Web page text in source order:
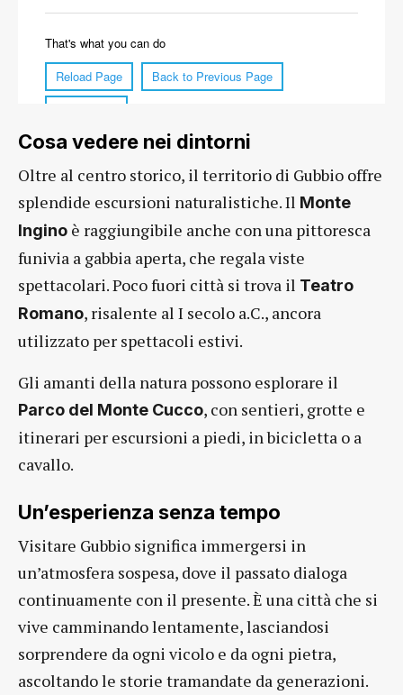
Cosa vedere nei dintorni
Oltre al centro storico, il territorio di Gubbio offre
splendide escursioni naturalistiche. Il Monte
Ingino è raggiungibile anche con una pittoresca
funivia a gabbia aperta, che regala viste
spettacolari. Poco fuori città si trova il Teatro
Romano, risalente al I secolo a.C., ancora
utilizzato per spettacoli estivi.
Gli amanti della natura possono esplorare il
Parco del Monte Cucco, con sentieri, grotte e
itinerari per escursioni a piedi, in bicicletta o a
cavallo.
Un’esperienza senza tempo
Visitare Gubbio significa immergersi in
un’atmosfera sospesa, dove il passato dialoga
continuamente con il presente. È una città che si
vive camminando lentamente, lasciandosi
sorprendere da ogni vicolo e da ogni pietra,
ascoltando le storie tramandate da generazioni.